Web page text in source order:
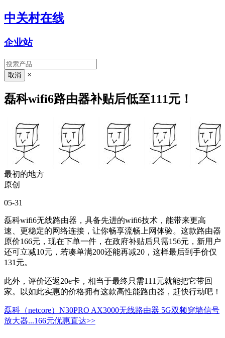
中关村在线
企业站
×
磊科wifi6路由器补贴后低至111元！
最初的地方
原创
05-31
磊科wifi6无线路由器，具备先进的wifi6技术，能带来更高
速、更稳定的网络连接，让你畅享流畅上网体验。这款路由器
原价166元，现在下单一件，在政府补贴后只需156元，新用户
还可立减10元，若凑单满200还能再减20，这样最后到手价仅
131元。
此外，评价还返20e卡，相当于最终只需111元就能把它带回
家。以如此实惠的价格拥有这款高性能路由器，赶快行动吧！
磊科（netcore）N30PRO AX3000无线路由器 5G双频穿墙信号
放大器...166元优惠直达>>